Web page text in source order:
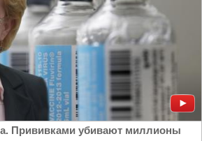
Прививками убивают миллионы